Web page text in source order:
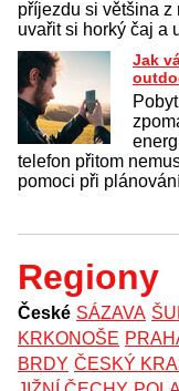
příjezdu si většina z
uvařit si horký čaj a
Jak
telefon přitom
pomoci při
Regiony
České SÁZAVA
KRKONOŠE
BRDY ČESKÝ